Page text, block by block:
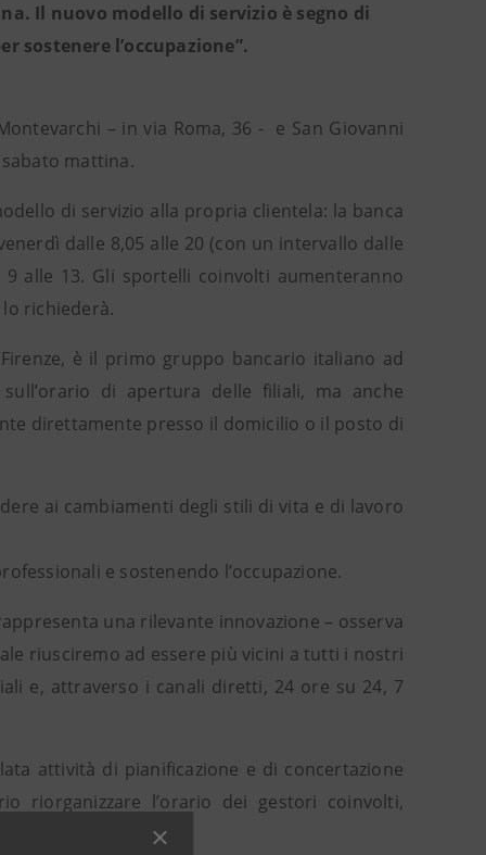
Il nuovo modello di servizio è segno di
sostenere l’occupazione”.
– in via Roma, 36 - e San Giovanni
mattina.
di servizio alla propria clientela: la banca
dalle 8,05 alle 20 (con un intervallo dalle
alle 13. Gli sportelli coinvolti aumenteranno
richiederà.
è il primo gruppo bancario italiano ad
di apertura delle filiali, ma anche
direttamente presso il domicilio o il posto di
ai cambiamenti degli stili di vita e di lavoro
e sostenendo l’occupazione.
una rilevante innovazione – osserva
riusciremo ad essere più vicini a tutti i nostri
e, attraverso i canali diretti, 24 ore su 24, 7
attività di pianificazione e di concertazione
riorganizzare l’orario dei gestori coinvolti,